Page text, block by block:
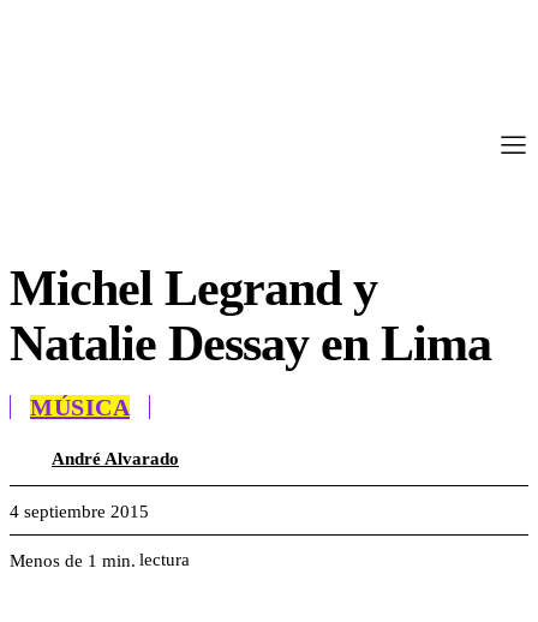
Michel Legrand y
Natalie Dessay en Lima
MÚSICA
André Alvarado
4 septiembre 2015
Menos de 1 min. lectura